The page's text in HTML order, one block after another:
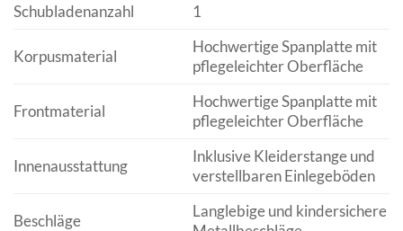
Schubladenanzahl
1
Korpusmaterial
Hochwertige Spanplatte mit
pflegeleichter Oberfläche
Frontmaterial
Hochwertige Spanplatte mit
pflegeleichter Oberfläche
Innenausstattung
Inklusive Kleiderstange und
verstellbaren Einlegeböden
Beschläge
Langlebige und kindersichere